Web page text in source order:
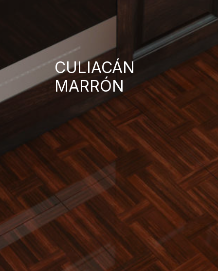
CULIACÁN
MARRÓN